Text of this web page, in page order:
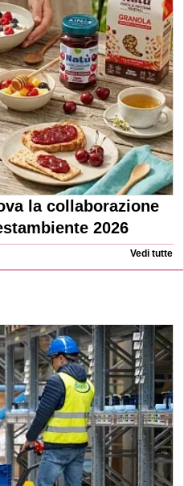
la collaborazione
2026
Vedi tutte